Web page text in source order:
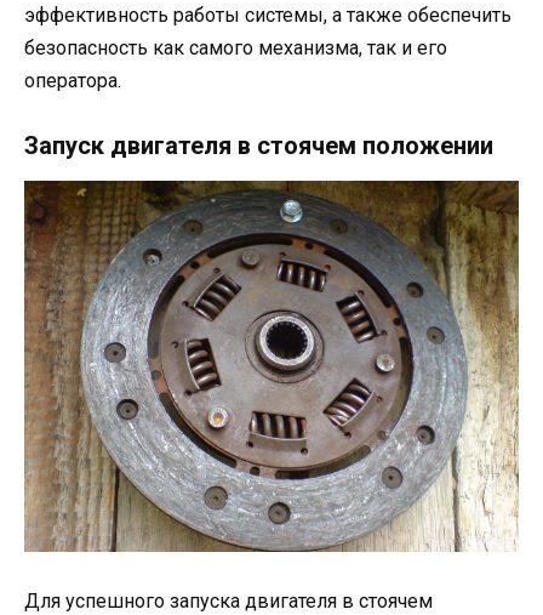
эффективность работы системы, а также обеспечить
безопасность как самого механизма, так и его
оператора.
Запуск двигателя в стоячем положении
Для успешного запуска двигателя в стоячем